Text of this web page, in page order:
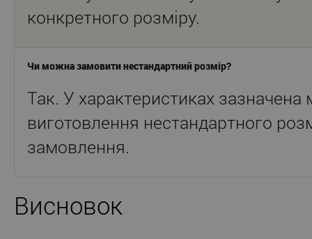
конкретного розміру.
Чи можна замовити нестандартний розмір?
Так. У характеристиках зазначена
виготовлення нестандартного
замовлення.
Висновок